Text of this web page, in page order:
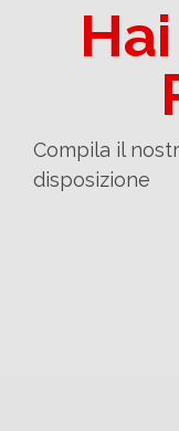
Compila il
disposizione